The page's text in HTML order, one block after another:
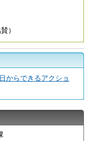
）
からできるアクショ